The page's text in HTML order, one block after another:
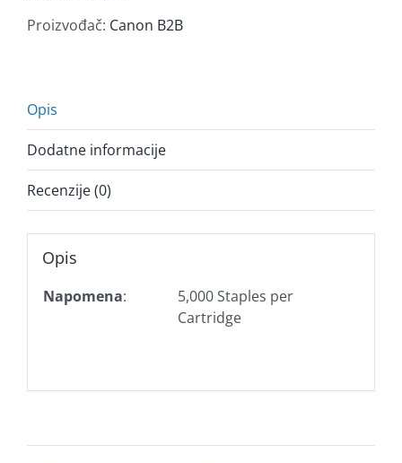
Proizvođač: Canon B2B
Opis
Dodatne informacije
Recenzije (0)
Opis
Napomena:
5,000 Staples per
Cartridge